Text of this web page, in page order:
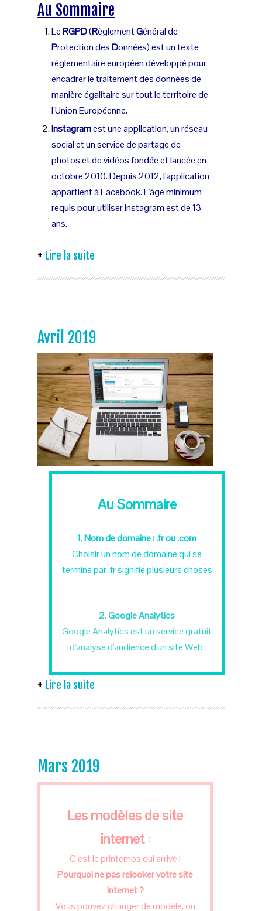
Au Sommaire
LeRGPD(RèglementGénéral de
Protection desDonnées) est un texte
réglementaire européen développé pour
encadrer le traitement des données de
manière égalitaire sur tout le territoire de
l’Union Européenne.
Instagramest une application, un réseau
social et un service de partage de
photos et de vidéos fondée et lancée en
octobre 2010. Depuis 2012, l'application
appartient à Facebook. L'âge minimum
requis pour utiliser Instagram est de 13
ans.
Lire la suite
Avril 2019
Au Sommaire
1. Nom de domaine : .fr ou .com
Choisir un nom de domaine qui se
termine par .fr signifie plusieurs choses
2. Google Analytics
Google Analytics est un service gratuit
d'analyse d'audience d'un site Web.
Lire la suite
Mars 2019
Les modèles de site
internet:
C’est le printemps qui arrive !
Pourquoi ne pas relooker votre site
internet ?
Vous pouvez changer de modèle, ou